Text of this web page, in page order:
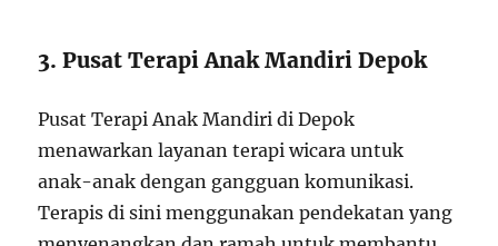
3. Pusat Terapi Anak Mandiri Depok
Pusat Terapi Anak Mandiri di Depok
menawarkan layanan terapi wicara untuk
anak-anak dengan gangguan komunikasi.
Terapis di sini menggunakan pendekatan yang